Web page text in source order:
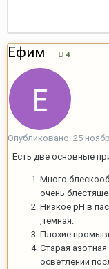
Ефим 4
Опубликовано: 25
Есть две основные
Много
очень
Низкое pH в
,темная.
Плохие
Старая
осветлении